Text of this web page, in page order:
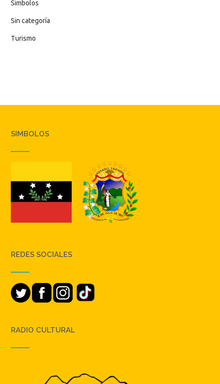
Simbolos
Sin categoría
Turismo
SIMBOLOS
REDES SOCIALES
RADIO CULTURAL